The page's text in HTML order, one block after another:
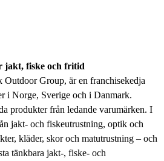
jakt, fiske och fritid
Group, är en franchisekedja
i Norge, Sverige och i Danmark.
produkter från ledande varumärken. I
jakt- och fiskeutrustning, optik och
kläder, skor och matutrustning – och
tänkbara jakt-, fiske- och